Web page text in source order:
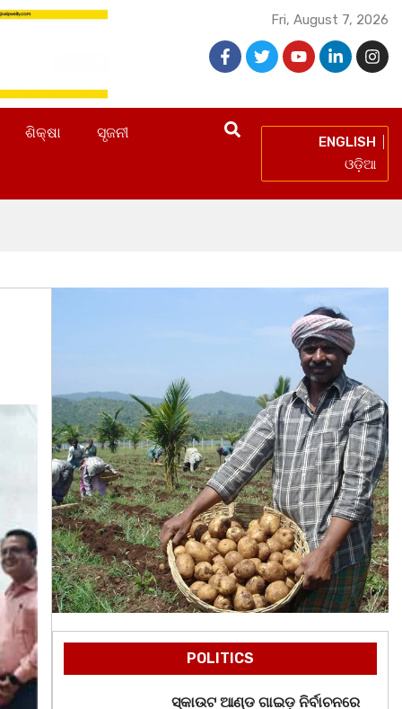
Fri, August 7, 2026
ଶିକ୍ଷା ସୃଜନୀ
ENGLISH
ଓଡ଼ିଆ
POLITICS
ସ୍କାଉଟ ଆଣ୍ଡ ଗାଇଡ଼ ନିର୍ବାଚନରେ